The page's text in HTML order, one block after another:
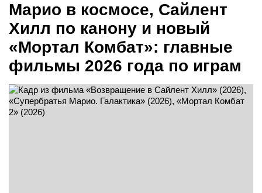
Марио в космосе, Сайлент
Хилл по канону и новый
«Мортал Комбат»: главные
фильмы 2026 года по играм